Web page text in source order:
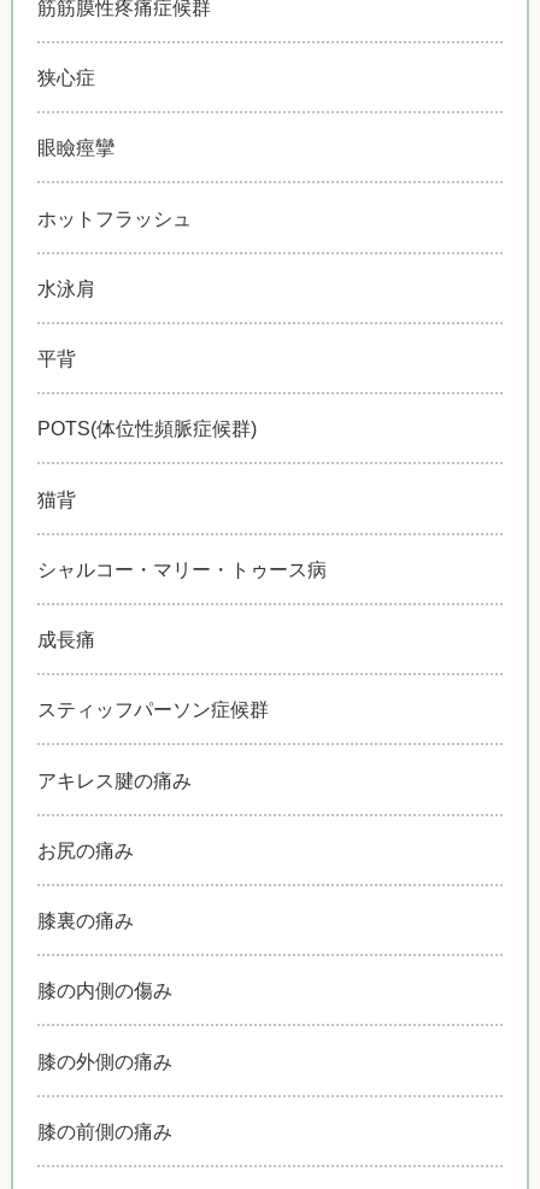
筋筋膜性疼痛症候群
狭心症
眼瞼痙攣
ホットフラッシュ
水泳肩
平背
POTS(体位性頻脈症候群)
猫背
シャルコー・マリー・トゥース病
成長痛
スティッフパーソン症候群
アキレス腱の痛み
お尻の痛み
膝裏の痛み
膝の内側の傷み
膝の外側の痛み
膝の前側の痛み